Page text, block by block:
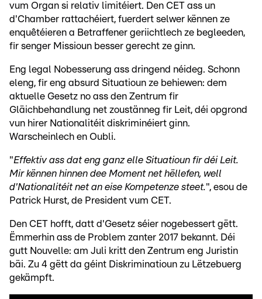
vum Organ si relativ limitéiert. Den CET ass un
d'Chamber rattachéiert, fuerdert selwer kënnen ze
enquêtéieren a Betraffener geriichtlech ze begleeden,
fir senger Missioun besser gerecht ze ginn.
Eng legal Nobesserung ass dringend néideg. Schonn
eleng, fir eng absurd Situatioun ze behiewen: dem
aktuelle Gesetz no ass den Zentrum fir
Gläichbehandlung net zoustänneg fir Leit, déi opgrond
vun hirer Nationalitéit diskriminéiert ginn.
Warscheinlech en Oubli.
"Effektiv ass dat eng ganz elle Situatioun fir déi Leit.
Mir kënnen hinnen dee Moment net hëllefen, well
d'Nationalitéit net an eise Kompetenze steet.", esou de
Patrick Hurst, de President vum CET.
Den CET hofft, datt d'Gesetz séier nogebessert gëtt.
Ëmmerhin ass de Problem zanter 2017 bekannt. Déi
gutt Nouvelle: am Juli kritt den Zentrum eng Juristin
bäi. Zu 4 gëtt da géint Diskriminatioun zu Lëtzebuerg
gekämpft.